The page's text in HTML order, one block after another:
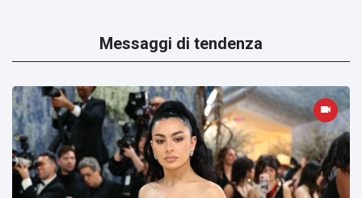
Messaggi di tendenza